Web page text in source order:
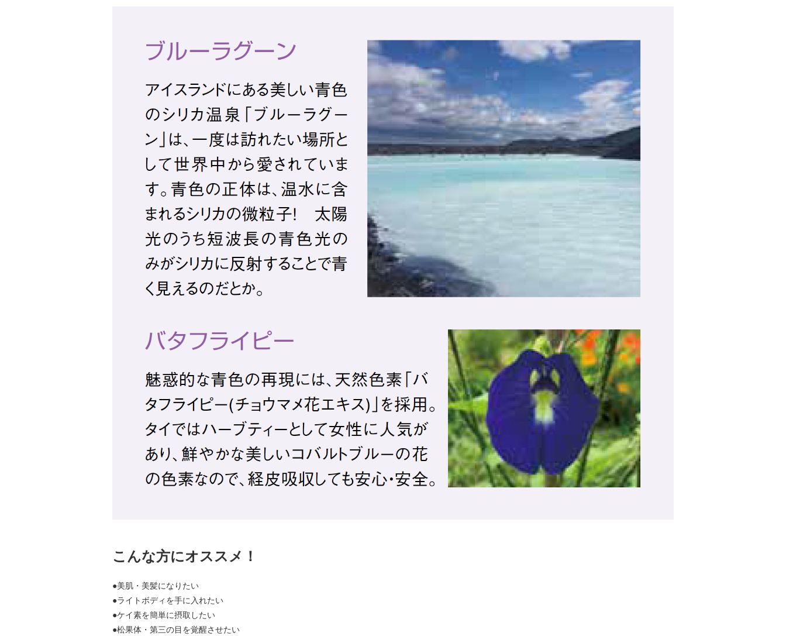
こんな方にオススメ！
●美肌・美髪になりたい
●ライトボディを手に入れたい
●ケイ素を簡単に摂取したい
●松果体・第三の目を覚醒させたい